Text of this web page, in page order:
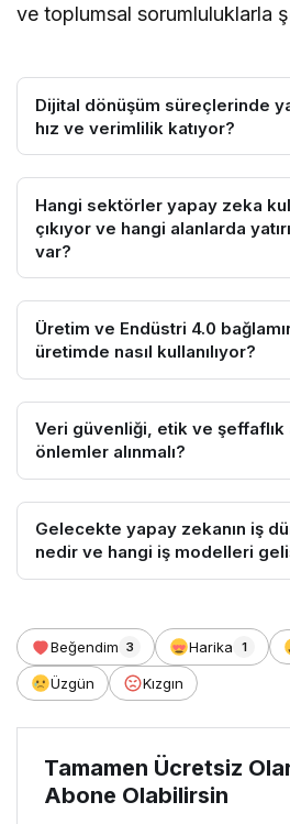
ve toplumsal sorumluluklarla
Dijital dönüşüm süreçlerinde
hız ve verimlilik katıyor?
Hangi sektörler yapay zeka
çıkıyor ve hangi alanlarda
var?
Üretim ve Endüstri 4.0
üretimde nasıl kullanılıyor?
Veri güvenliği, etik ve şeffaflık
önlemler alınmalı?
Gelecekte yapay zekanın iş
nedir ve hangi iş modelleri
Beğendim 3 Harika 1
Üzgün Kızgın
Tamamen Ücretsiz
Abone Olabilirsin